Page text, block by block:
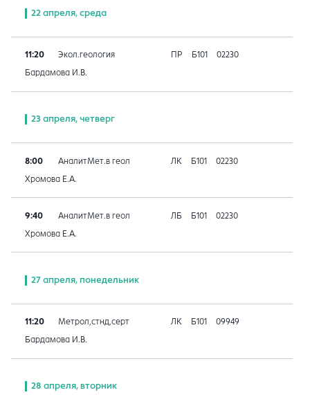
22 апреля, среда
11:20 Экол.геология ПР Б101 02230
Бардамова И.В.
23 апреля, четверг
8:00 АналитМет.в геол ЛК Б101 02230
Хромова Е.А.
9:40 АналитМет.в геол ЛБ Б101 02230
Хромова Е.А.
27 апреля, понедельник
11:20 Метрол,стнд,серт ЛК Б101 09949
Бардамова И.В.
28 апреля, вторник